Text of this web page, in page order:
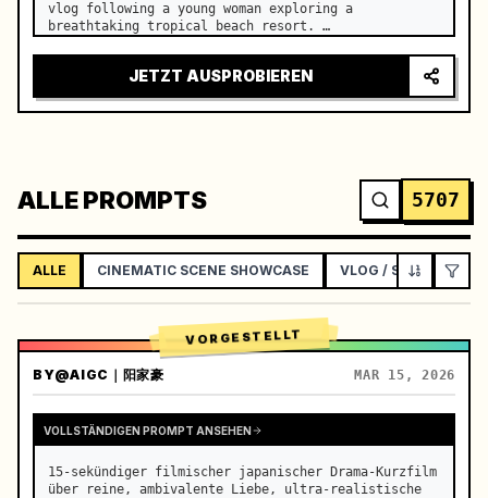
vlog following a young woman exploring a
breathtaking tropical beach resort. …
JETZT AUSPROBIEREN
ALLE PROMPTS 5707
ALLE CINEMATIC SCENE SHOWCASE VLOG / SOCIAL
VORGESTELLT
BY@AIGC｜阳家豪 MAR 15, 2026
VOLLSTÄNDIGEN PROMPT ANSEHEN
15-sekündiger filmischer japanischer Drama-Kurzfilm
über reine, ambivalente Liebe, ultra-realistische